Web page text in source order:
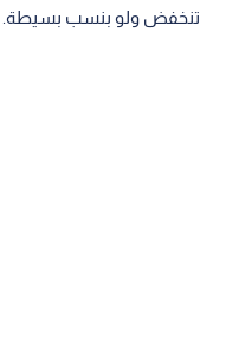
تنخفض ولو بنسب بسيطة.